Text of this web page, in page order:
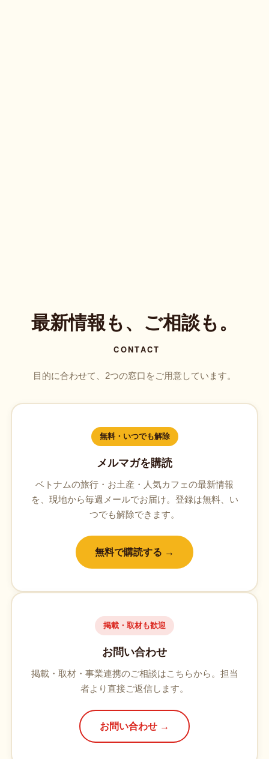
最新情報も、ご相談も。
CONTACT
目的に合わせて、2つの窓口をご用意しています。
無料・いつでも解除
メルマガを購読
ベトナムの旅行・お土産・人気カフェの最新情報
を、現地から毎週メールでお届け。登録は無料、い
つでも解除できます。
無料で購読する →
掲載・取材も歓迎
お問い合わせ
掲載・取材・事業連携のご相談はこちらから。担当
者より直接ご返信します。
お問い合わせ →